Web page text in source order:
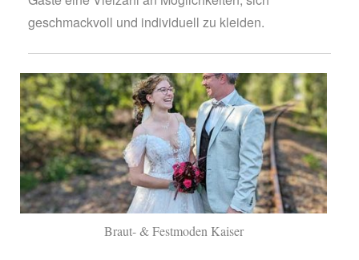
geschmackvoll und individuell zu kleiden.
Braut- & Festmoden Kaiser